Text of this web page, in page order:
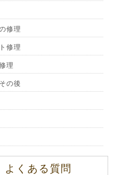
修理
修理
理
の後
よくある質問